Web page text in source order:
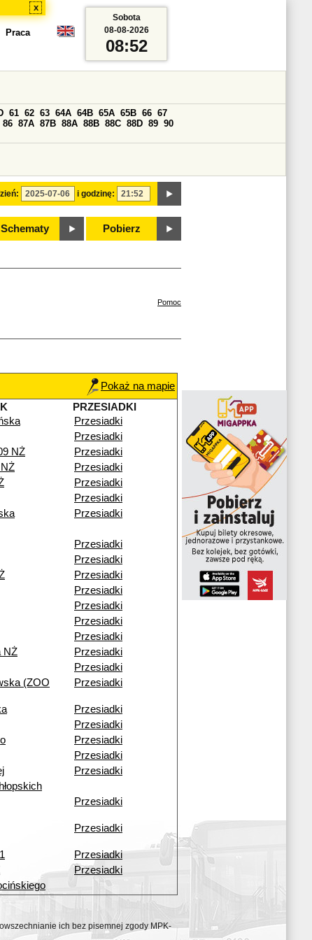
x
Praca
i godzinę:
61 62 63 64A 64B 65A 65B 66 67
86 87A 87B 88A 88B 88C 88D 89 90
Schematy Pobierz
Sobota
08-08-2026
08:52
Pomoc
Pokaż na mapie
PRZESIADKI
Przesiadki
Przesiadki
NŻ
Przesiadki
Przesiadki
Przesiadki
Przesiadki
Przesiadki
Przesiadki
Przesiadki
Przesiadki
Przesiadki
Przesiadki
Przesiadki
Przesiadki
NŻ
Przesiadki
Przesiadki
(ZOO
Przesiadki
Przesiadki
Przesiadki
Przesiadki
Przesiadki
Przesiadki
Przesiadki
Przesiadki
Przesiadki
Przesiadki
ich bez pisemnej zgody MPK-